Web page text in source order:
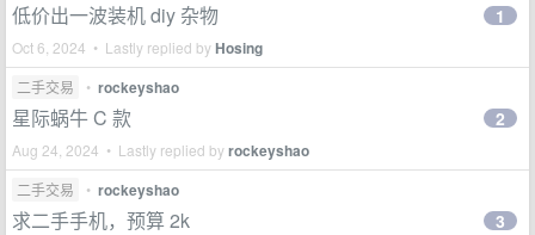
低价出一波装机 diy 杂物
Oct 6, 2024 • Lastly replied byHosing
1
二手交易 • rockeyshao
星际蜗牛 C 款
Aug 24, 2024 • Lastly replied byrockeyshao
2
二手交易 • rockeyshao
求二手手机，预算 2k 3